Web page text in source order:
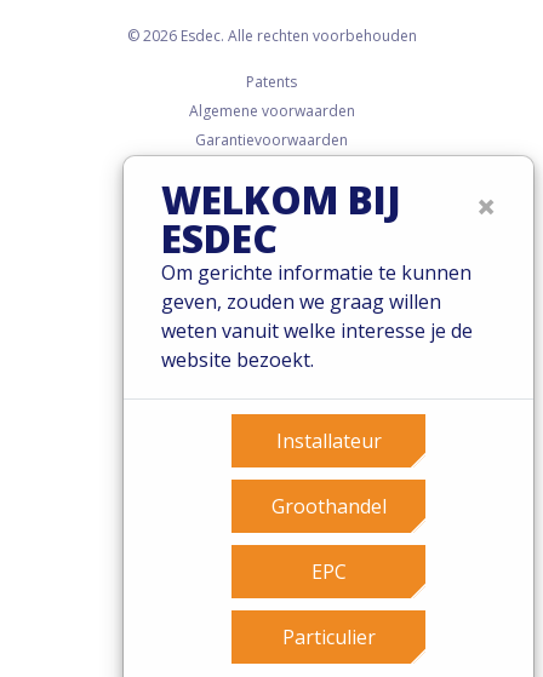
© 2026 Esdec. Alle rechten voorbehouden
Patents
Algemene voorwaarden
Garantievoorwaarden
Cookies
Privacy policy
×
WELKOM BIJ
ESDEC
Om gerichte informatie te kunnen
geven, zouden we graag willen
weten vanuit welke interesse je de
website bezoekt.
Installateur
Groothandel
EPC
Particulier